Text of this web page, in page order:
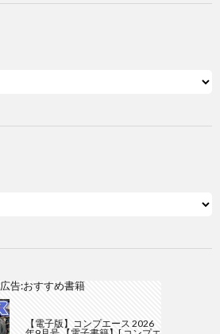
広告:おすすめ書籍
【電子版】コンプエース 2026